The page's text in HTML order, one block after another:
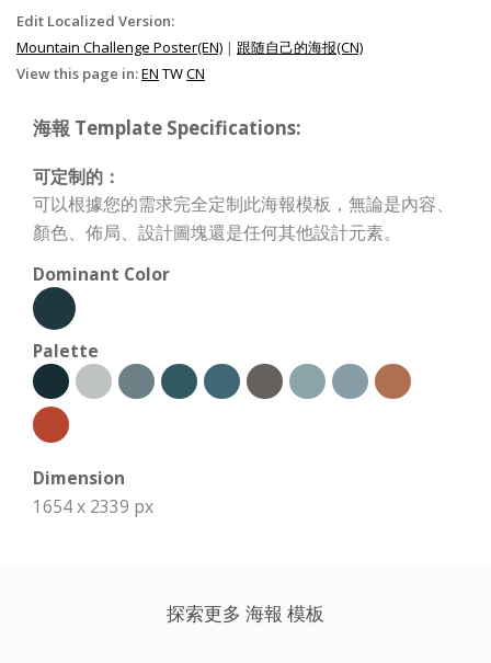
Edit Localized Version:
Mountain Challenge Poster(EN) | 跟随自己的海报(CN)
View this page in:EN TWCN
海報 Template Specifications:
可定制的：
可以根據您的需求完全定制此海報模板，無論是內容、
顏色、佈局、設計圖塊還是任何其他設計元素。
Dominant Color
Palette
Dimension
1654 x 2339 px
探索更多 海報 模板